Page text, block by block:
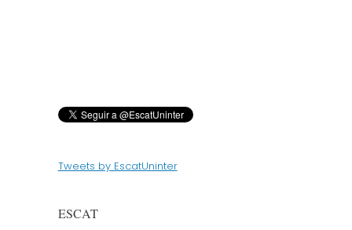
Tweets by EscatUninter
ESCAT